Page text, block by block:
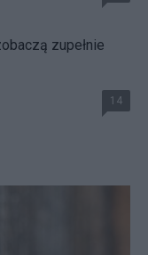
zupełnie
14